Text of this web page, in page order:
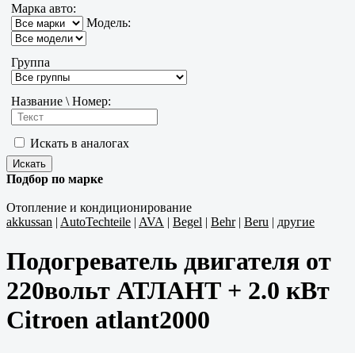
Марка авто:
Модель:
Группа
Название \ Номер:
Искать в аналогах
Подбор по марке
Отопление и кондиционирование
akkussan | AutoTechteile | AVA | Begel | Behr| Beru | другие
Подогреватель двигателя от
220вольт АТЛАНТ + 2.0 кВт
Citroen atlant2000